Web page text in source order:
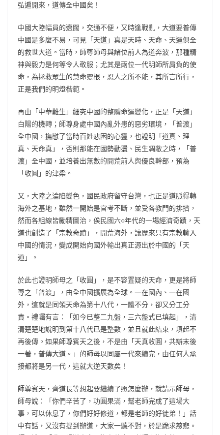
弘遍開來，道傳全中國矣！
中國大陸幅員的遼闊，交通不便，又時逢戰亂，大道要普傳
中國是多麼不易，可見「天道」真是天時、天命、天運俱全
的救世大道。當時，師尊師母與諸位前人為道奔波，那種精
神與毅力是何等令人敬服；尤其是兩位一代明師所肩負的使
命，為拯救眾生的慧命靈根，忍人之所不能，其所言所行，
正是我們的明燈楷範。
再由「中華難生」細究中國的整體命運變化，正是「天道」
白陽的機轉；師尊身處中國內亂外患的惡劣環境，「普渡」
全中國，撫慰了當時百姓悲困的心靈，也證明「道真、理
真、天命真」，否則那能在國勢動盪、民生凋敝之時，「普
渡」全中國，並培養出無數的開荒前人與優良幹部，預為
「收圓」的津梁。
又，大陸之淪陷變色，國民政府留守台灣，也正是道脈得轉
海外之基地，雖然一開始是官考不斷，並受各教門的排擠，
然而各組線皆勵精圖治，俟民國六○年代的一場經濟奇蹟，天
道也創造了「宗教奇蹟」，開荒海外，讓歷來只有宗教輸入
中國的情況，變成開始向國外輸出真正源出於中國的「天
道」。
於此也證明師母之「收圓」，是不容置疑的天命，更是將師
尊之「普渡」，由全中國擴展為全球。一在國內、一在國
外，這就是同領天命為第十八代，一體不分，卻又分工分
責。禮囑有言：「如今已整二九盤，三六盤式已填起」，清
清楚楚地說明到第十八代已是整數，並且就此結束，填起不
再後傳。如果師尊賓天之後，不是由「天真收圓，共辦末後
一著，普傳大道。」的師母以同屬一代來續完，由任何人承
接都將是另一代，這就大逆天數矣！
師尊賓天，齊道長等想起要繼續了愿怎麼辦，就請示師母，
師母說：「你們辛苦了，功圓果滿，幫老師完成了這場大
事，可以休息了，你們好好修道，都是老師的好徒弟！」話
中有話，又沒有提到辦道，大家一聽不對，於是跪求慈悲。